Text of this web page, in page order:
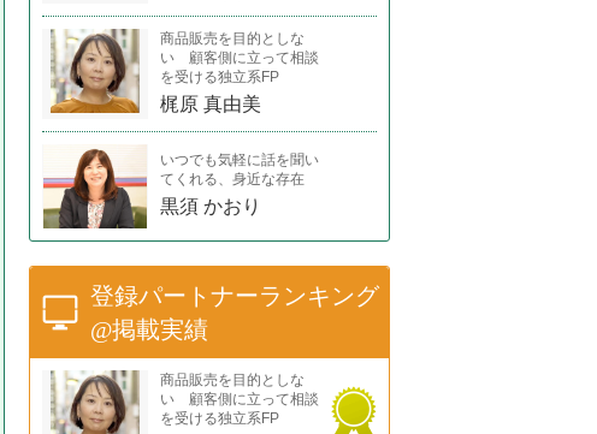
商品販売を目的としな
い 顧客側に立って相談
を受ける独立系FP
梶原 真由美
いつでも気軽に話を聞い
てくれる、身近な存在
黒須 かおり
登録パートナーランキング
@掲載実績
商品販売を目的としな
い 顧客側に立って相談
を受ける独立系FP